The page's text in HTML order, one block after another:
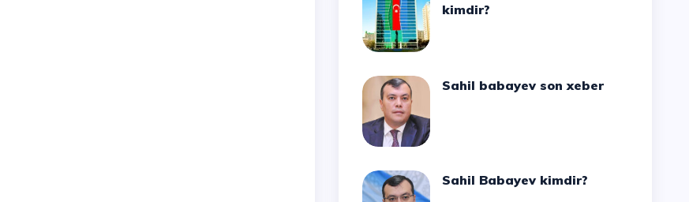
kimdir?
Sahil babayev son xeber
Sahil Babayev kimdir?